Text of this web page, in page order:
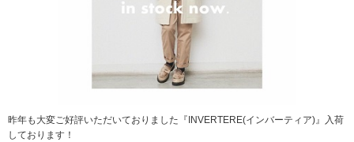
昨年も大変ご好評いただいておりました『INVERTERE(インバーティア)』入荷
しております！